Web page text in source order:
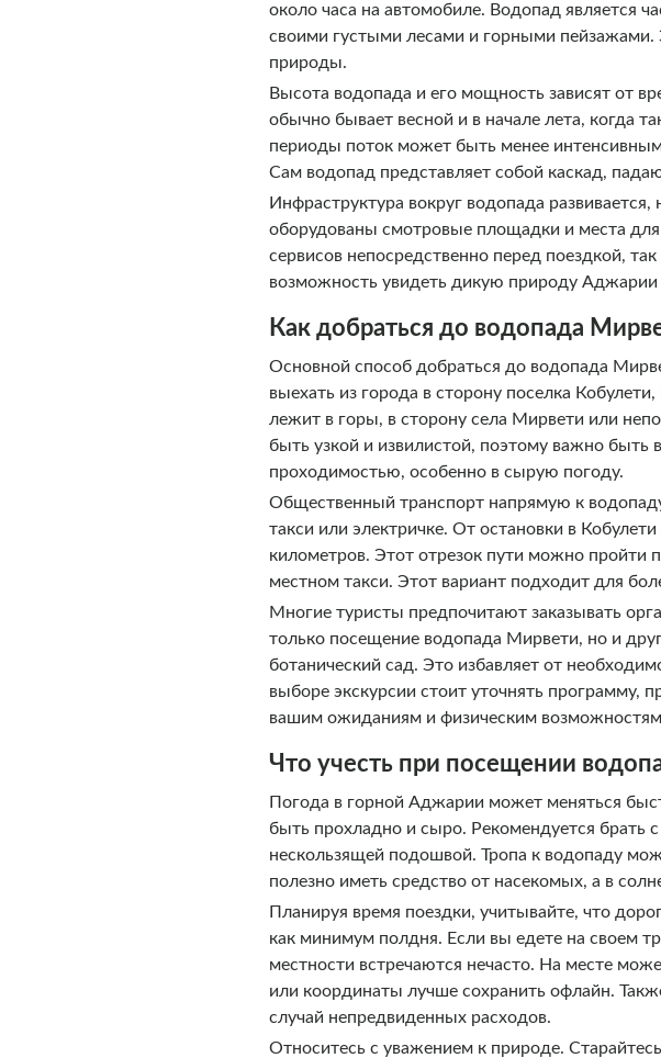
около часа на автомобиле. Водопад является
своими густыми лесами и горными
природы.
Высота водопада и его мощность зависят от
обычно бывает весной и в начале лета, когда
периоды поток может быть менее
Сам водопад представляет собой каскад,
Инфраструктура вокруг водопада
оборудованы смотровые площадки и места
сервисов непосредственно перед поездкой,
возможность увидеть дикую природу
Как добраться до водопада
Основной способ добраться до водопада
выехать из города в сторону поселка
лежит в горы, в сторону села Мирвети или
быть узкой и извилистой, поэтому важно
проходимостью, особенно в сырую погоду.
Общественный транспорт напрямую к
такси или электричке. От остановки в
километров. Этот отрезок пути можно пройти
местном такси. Этот вариант подходит для
Многие туристы предпочитают заказывать
только посещение водопада Мирвети, но и
ботанический сад. Это избавляет от
выборе экскурсии стоит уточнять программу,
вашим ожиданиям и физическим
Что учесть при посещении
Погода в горной Аджарии может меняться
быть прохладно и сыро. Рекомендуется брать
нескользящей подошвой. Тропа к водопаду
полезно иметь средство от насекомых, а в
Планируя время поездки, учитывайте, что
как минимум полдня. Если вы едете на своем
местности встречаются нечасто. На месте
или координаты лучше сохранить офлайн.
случай непредвиденных расходов.
Относитесь с уважением к природе.